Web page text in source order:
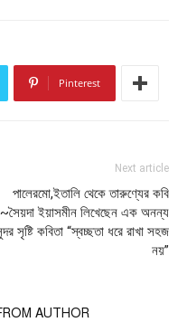
Pinterest
Next article
পালেরমো,ইতালি থেকে তারুণ্যের কবি
~সৈয়দা ইয়াসমীন লিখেছেন এক অনন্য
সৃষ্টি কবিতা “স্বচ্ছতা ধরে রাখা সহজ
নয়”
AUTHOR